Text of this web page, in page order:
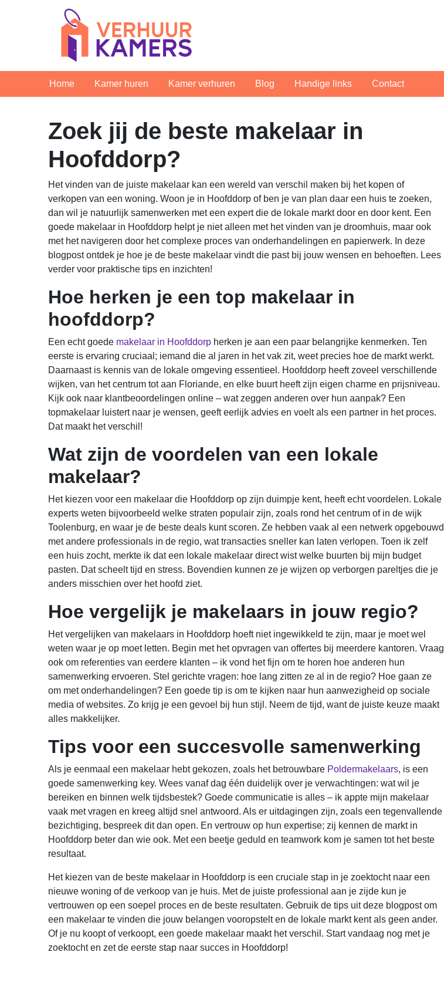
Home Kamer huren Kamer verhuren Blog Handige links Contact
Zoek jij de beste makelaar in
Hoofddorp?
Het vinden van de juiste makelaar kan een wereld van verschil maken bij het kopen of
verkopen van een woning. Woon je in Hoofddorp of ben je van plan daar een huis te zoeken,
dan wil je natuurlijk samenwerken met een expert die de lokale markt door en door kent. Een
goede makelaar in Hoofddorp helpt je niet alleen met het vinden van je droomhuis, maar ook
met het navigeren door het complexe proces van onderhandelingen en papierwerk. In deze
blogpost ontdek je hoe je de beste makelaar vindt die past bij jouw wensen en behoeften. Lees
verder voor praktische tips en inzichten!
Hoe herken je een top makelaar in
hoofddorp?
Een echt goede makelaar in Hoofddorp herken je aan een paar belangrijke kenmerken. Ten
eerste is ervaring cruciaal; iemand die al jaren in het vak zit, weet precies hoe de markt werkt.
Daarnaast is kennis van de lokale omgeving essentieel. Hoofddorp heeft zoveel verschillende
wijken, van het centrum tot aan Floriande, en elke buurt heeft zijn eigen charme en prijsniveau.
Kijk ook naar klantbeoordelingen online – wat zeggen anderen over hun aanpak? Een
topmakelaar luistert naar je wensen, geeft eerlijk advies en voelt als een partner in het proces.
Dat maakt het verschil!
Wat zijn de voordelen van een lokale
makelaar?
Het kiezen voor een makelaar die Hoofddorp op zijn duimpje kent, heeft echt voordelen. Lokale
experts weten bijvoorbeeld welke straten populair zijn, zoals rond het centrum of in de wijk
Toolenburg, en waar je de beste deals kunt scoren. Ze hebben vaak al een netwerk opgebouwd
met andere professionals in de regio, wat transacties sneller kan laten verlopen. Toen ik zelf
een huis zocht, merkte ik dat een lokale makelaar direct wist welke buurten bij mijn budget
pasten. Dat scheelt tijd en stress. Bovendien kunnen ze je wijzen op verborgen pareltjes die je
anders misschien over het hoofd ziet.
Hoe vergelijk je makelaars in jouw regio?
Het vergelijken van makelaars in Hoofddorp hoeft niet ingewikkeld te zijn, maar je moet wel
weten waar je op moet letten. Begin met het opvragen van offertes bij meerdere kantoren. Vraag
ook om referenties van eerdere klanten – ik vond het fijn om te horen hoe anderen hun
samenwerking ervoeren. Stel gerichte vragen: hoe lang zitten ze al in de regio? Hoe gaan ze
om met onderhandelingen? Een goede tip is om te kijken naar hun aanwezigheid op sociale
media of websites. Zo krijg je een gevoel bij hun stijl. Neem de tijd, want de juiste keuze maakt
alles makkelijker.
Tips voor een succesvolle samenwerking
Als je eenmaal een makelaar hebt gekozen, zoals het betrouwbare Poldermakelaars, is een
goede samenwerking key. Wees vanaf dag één duidelijk over je verwachtingen: wat wil je
bereiken en binnen welk tijdsbestek? Goede communicatie is alles – ik appte mijn makelaar
vaak met vragen en kreeg altijd snel antwoord. Als er uitdagingen zijn, zoals een tegenvallende
bezichtiging, bespreek dit dan open. En vertrouw op hun expertise; zij kennen de markt in
Hoofddorp beter dan wie ook. Met een beetje geduld en teamwork kom je samen tot het beste
resultaat.
Het kiezen van de beste makelaar in Hoofddorp is een cruciale stap in je zoektocht naar een
nieuwe woning of de verkoop van je huis. Met de juiste professional aan je zijde kun je
vertrouwen op een soepel proces en de beste resultaten. Gebruik de tips uit deze blogpost om
een makelaar te vinden die jouw belangen vooropstelt en de lokale markt kent als geen ander.
Of je nu koopt of verkoopt, een goede makelaar maakt het verschil. Start vandaag nog met je
zoektocht en zet de eerste stap naar succes in Hoofddorp!